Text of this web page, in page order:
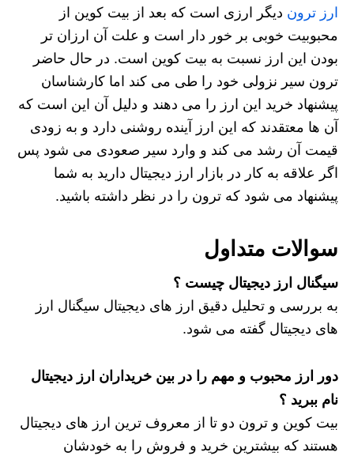
ارز ترون دیگر ارزی است که بعد از بیت کوین از
محبوبیت خوبی بر خور دار است و علت آن ارزان تر
بودن این ارز نسبت به بیت کوین است. در حال حاضر
ترون سیر نزولی خود را طی می کند اما کارشناسان
پیشنهاد خرید این ارز را می دهند و دلیل آن این است که
آن ها معتقدند که این ارز آینده روشنی دارد و به زودی
قیمت آن رشد می کند و وارد سیر صعودی می شود پس
اگر علاقه به کار در بازار ارز دیجیتال دارید به شما
پیشنهاد می شود که ترون را در نظر داشته باشید.
سوالات متداول
سیگنال ارز دیجیتال چیست ؟
به بررسی و تحلیل دقیق ارز های دیجیتال سیگنال ارز
های دیجیتال گفته می شود.
دور ارز محبوب و مهم را در بین خریداران ارز دیجیتال
نام ببرید ؟
بیت کوین و ترون دو تا از معروف ترین ارز های دیجیتال
هستند که بیشترین خرید و فروش را به خودشان